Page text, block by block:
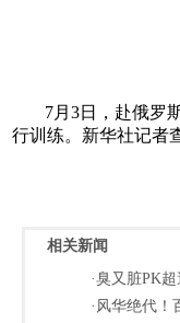
7月3日，赴俄罗
行训练。新华社记者
相关新闻
·臭又脏PK
·风华绝代！